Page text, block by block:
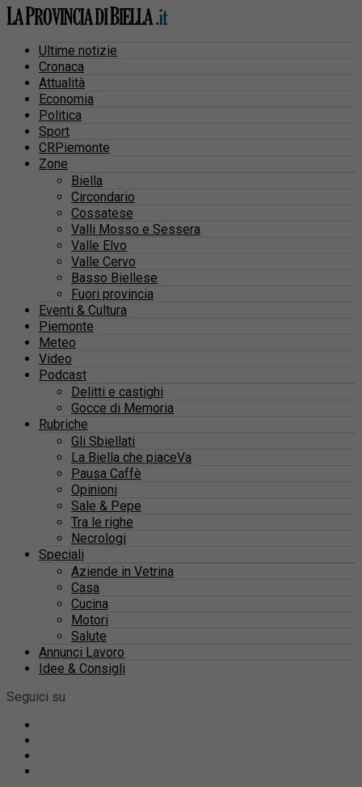
Ultime notizie
Cronaca
Attualità
Economia
Politica
Sport
CRPiemonte
Zone
Biella
Circondario
Cossatese
Valli Mosso e Sessera
Valle Elvo
Valle Cervo
Basso Biellese
Fuori provincia
Eventi & Cultura
Piemonte
Meteo
Video
Podcast
Delitti e castighi
Gocce di Memoria
Rubriche
Gli Sbiellati
La Biella che piaceVa
Pausa Caffè
Opinioni
Sale & Pepe
Tra le righe
Necrologi
Speciali
Aziende in Vetrina
Casa
Cucina
Motori
Salute
Annunci Lavoro
Idee & Consigli
Seguici su